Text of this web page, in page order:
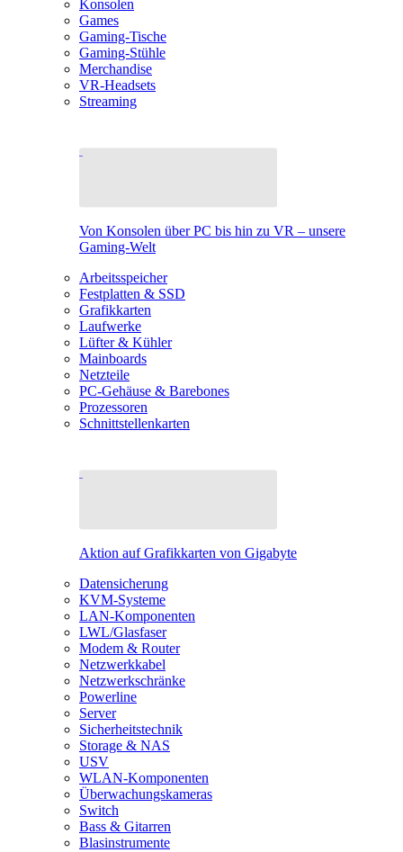
Konsolen
Games
Gaming-Tische
Gaming-Stühle
Merchandise
VR-Headsets
Streaming
Von Konsolen über PC bis hin zu VR – unsere
Gaming-Welt
Arbeitsspeicher
Festplatten & SSD
Grafikkarten
Laufwerke
Lüfter & Kühler
Mainboards
Netzteile
PC-Gehäuse & Barebones
Prozessoren
Schnittstellenkarten
Aktion auf Grafikkarten von Gigabyte
Datensicherung
KVM-Systeme
LAN-Komponenten
LWL/Glasfaser
Modem & Router
Netzwerkkabel
Netzwerkschränke
Powerline
Server
Sicherheitstechnik
Storage & NAS
USV
WLAN-Komponenten
Überwachungskameras
Switch
Bass & Gitarren
Blasinstrumente